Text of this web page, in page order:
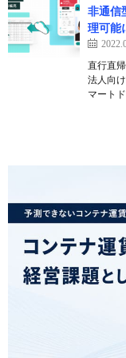
非通信
理可能
直行直
法人向
マート